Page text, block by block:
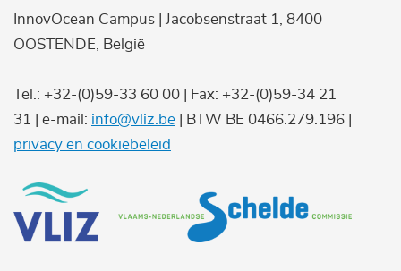
InnovOcean Campus | Jacobsenstraat 1, 8400
OOSTENDE, België
Tel.: +32-(0)59-33 60 00 | Fax: +32-(0)59-34 21
31 | e-mail: info@vliz.be | BTW BE 0466.279.196 |
privacy en cookiebeleid